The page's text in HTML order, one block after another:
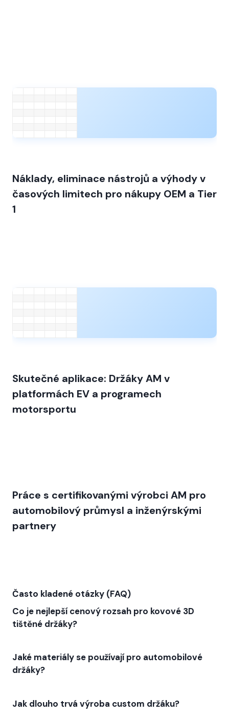
Náklady, eliminace nástrojů a výhody v
časových limitech pro nákupy OEM a Tier
1
Skutečné aplikace: Držáky AM v
platformách EV a programech
motorsportu
Práce s certifikovanými výrobci AM pro
automobilový průmysl a inženýrskými
partnery
Často kladené otázky (FAQ)
Co je nejlepší cenový rozsah pro kovové 3D
tištěné držáky?
Jaké materiály se používají pro automobilové
držáky?
Jak dlouho trvá výroba custom držáku?